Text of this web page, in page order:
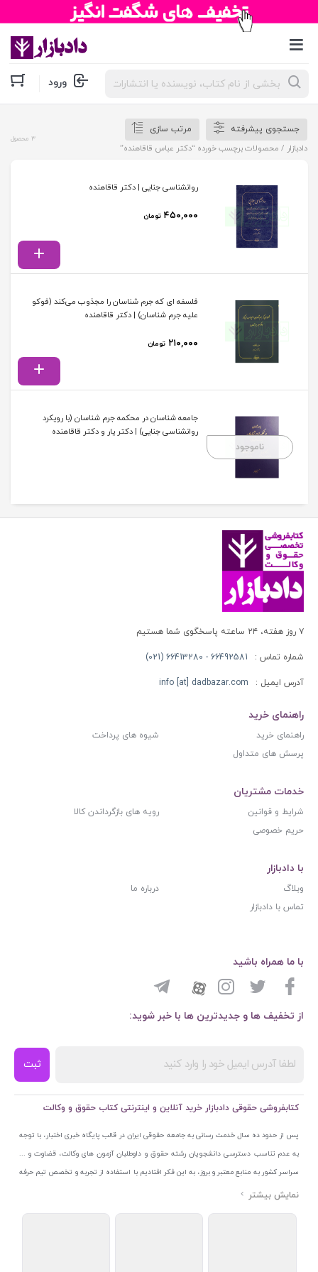
جستجوی
محصولات ورود
جستجوی پیشرفته
مرتب سازی
دادبازار / محصولات برچسب خورده “دکتر عباس قاقاهنده”
3 محصول
روانشناسی جنایی | دکتر قاقاهنده
۴۵۰,۰۰۰ تومان
فلسفه ای که جرم شناسان را مجذوب می‌کند (فوکو
علیه جرم شناسان) | دکتر قاقاهنده
۲۱۰,۰۰۰ تومان
ناموجود
جامعه شناسان در محکمه جرم شناسان (با رویکرد
روانشناسی جنایی) | دکتر یار و دکتر قاقاهنده
۷ روز هفته، ۲۴ ساعته پاسخگوی شما هستیم
شماره تماس : 66492581 - 66413280 (021)
آدرس ایمیل : info [at] dadbazar.com
راهنمای خرید
راهنمای خرید
شیوه های پرداخت
پرسش های متداول
خدمات مشتریان
شرایط و قوانین
رویه های بازگرداندن کالا
حریم خصوصی
با دادبازار
وبلاگ
درباره ما
تماس با دادبازار
از تخفیف ها و جدیدترین ها با خبر شوید:
ثبت
با ما همراه باشید
کتابفروشی حقوقی دادبازار خرید آنلاین و اینترنتی کتاب حقوق و وکالت
پس از حدود ده سال خدمت رسانی به جامعه حقوقی ایران در قالب پایگاه خبری اختبار، با توجه
به عدم تناسب دسترسی دانشجویان رشته حقوق و داوطلبان آزمون های وکالت، قضاوت و ...
سراسر کشور به منابع معتبر و بروز، به این فکر افتادیم با استفاده از تجربه و تخصص تیم حرفه
ای اختبار خدمتی جدید به جامعه حقوقی ایران ارائه کنیم. به این منظور با راه اندازی و تجهیز